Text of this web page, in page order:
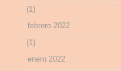
(1)
febrero 2022
(1)
enero 2022